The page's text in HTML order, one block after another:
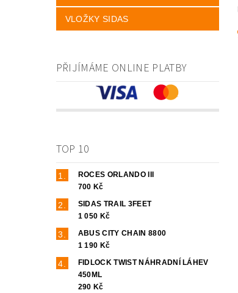
VLOŽKY SIDAS
PŘIJÍMÁME ONLINE PLATBY
TOP 10
ROCES ORLANDO III
700 Kč
SIDAS TRAIL 3FEET
1 050 Kč
ABUS CITY CHAIN 8800
1 190 Kč
FIDLOCK TWIST NÁHRADNÍ LÁHEV
450ML
290 Kč